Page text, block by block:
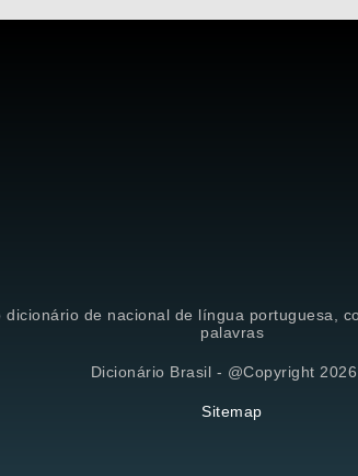
de nacional de língua portuguesa,
palavras
Dicionário Brasil - @Copyright
Sitemap